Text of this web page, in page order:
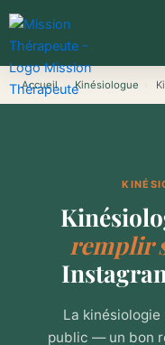
Aller
au
contenu
Accueil › Kinésiologue
remplir
La
public — un bon